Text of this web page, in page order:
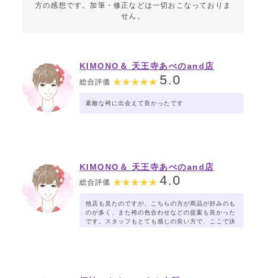
方の感想です。加筆・修正などは一切おこなっておりま
せん。
KIMONO＆ 天王寺あべのand店
総合評価 5.0
素敵な袴に出会えて良かったです
KIMONO＆ 天王寺あべのand店
総合評価 4.0
他店も見たのですが、こちらの方が商品が好みのも
のが多く、また袴の色合わせなどの提案も良かった
です。スタッフもとても感じの良い方で、ここで決